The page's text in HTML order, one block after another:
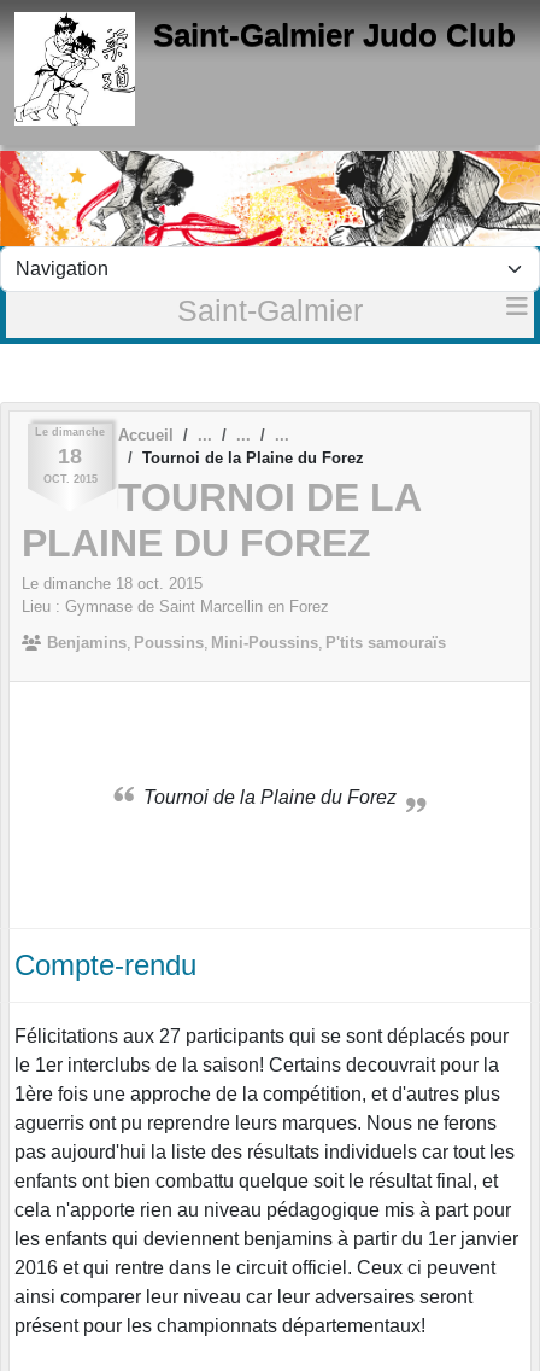
Saint-Galmier Judo Club
Saint-Galmier
Le dimanche
18
OCT. 2015
Accueil
Tournoi de la Plaine du Forez
TOURNOI DE LA
PLAINE DU FOREZ
Le dimanche 18 oct. 2015
Lieu : Gymnase de Saint Marcellin en Forez
Benjamins Poussins Mini-Poussins P'tits samouraïs
Tournoi de la Plaine du Forez
Compte-rendu
Félicitations aux 27 participants qui se sont déplacés pour
le 1er interclubs de la saison! Certains decouvrait pour la
1ère fois une approche de la compétition, et d'autres plus
aguerris ont pu reprendre leurs marques. Nous ne ferons
pas aujourd'hui la liste des résultats individuels car tout les
enfants ont bien combattu quelque soit le résultat final, et
cela n'apporte rien au niveau pédagogique mis à part pour
les enfants qui deviennent benjamins à partir du 1er janvier
2016 et qui rentre dans le circuit officiel. Ceux ci peuvent
ainsi comparer leur niveau car leur adversaires seront
présent pour les championnats départementaux!
Panneau de gestion des cookies